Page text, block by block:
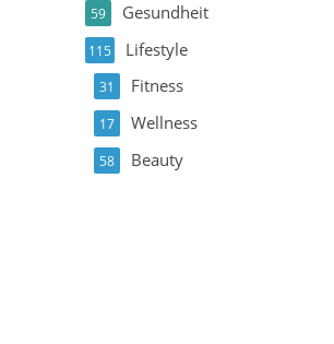
Gesundheit
59
Lifestyle
115
Fitness
31
Wellness
17
Beauty
58